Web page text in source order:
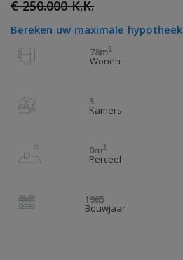
€ 250.000 K.K.
Bereken uw maximale hypotheek
78m2
Wonen
3
Kamers
0m2
Perceel
1965
Bouwjaar